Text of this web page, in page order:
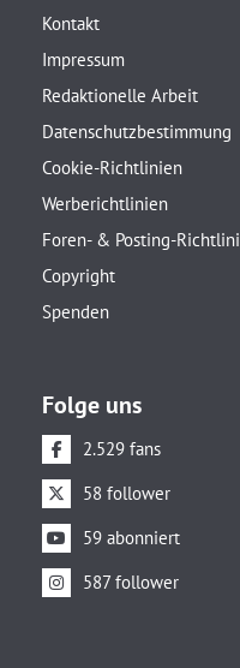
Kontakt
Impressum
Redaktionelle Arbeit
Datenschutzbestimmung
Cookie-Richtlinien
Werberichtlinien
Foren- & Posting-
Copyright
Spenden
Folge uns
2.529 fans
58 follower
59 abonniert
587 follower